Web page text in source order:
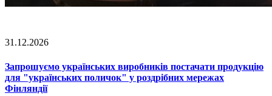
31.12.2026
Запрошуємо українських виробників постачати продукцію
для "українських поличок" у роздрібних мережах
Фінляндії